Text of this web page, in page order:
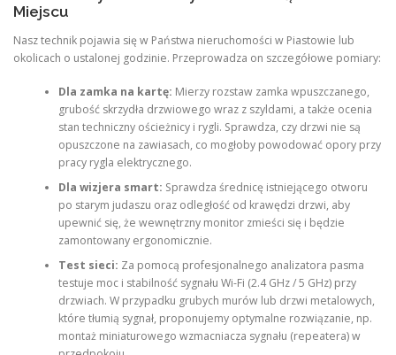
Miejscu
Nasz technik pojawia się w Państwa nieruchomości w Piastowie lub
okolicach o ustalonej godzinie. Przeprowadza on szczegółowe pomiary:
Dla zamka na kartę: Mierzy rozstaw zamka wpuszczanego,
grubość skrzydła drzwiowego wraz z szyldami, a także ocenia
stan techniczny ościeżnicy i rygli. Sprawdza, czy drzwi nie są
opuszczone na zawiasach, co mogłoby powodować opory przy
pracy rygla elektrycznego.
Dla wizjera smart: Sprawdza średnicę istniejącego otworu
po starym judaszu oraz odległość od krawędzi drzwi, aby
upewnić się, że wewnętrzny monitor zmieści się i będzie
zamontowany ergonomicznie.
Test sieci: Za pomocą profesjonalnego analizatora pasma
testuje moc i stabilność sygnału Wi-Fi (2.4 GHz / 5 GHz) przy
drzwiach. W przypadku grubych murów lub drzwi metalowych,
które tłumią sygnał, proponujemy optymalne rozwiązanie, np.
montaż miniaturowego wzmacniacza sygnału (repeatera) w